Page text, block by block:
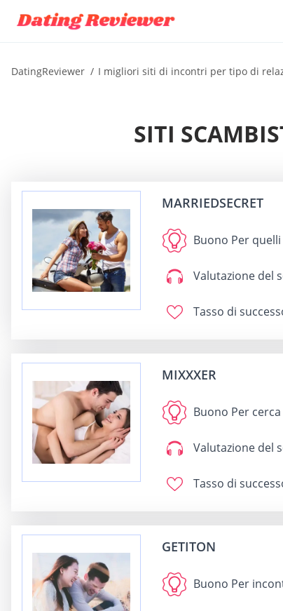
DatingReviewer I migliori siti di incontri per tipo di
SITI
MARRIEDSECRET
Buono Per
Valutazione del
Tasso di
MIXXXER
Buono Per
Valutazione del
Tasso di
GETITON
Buono Per